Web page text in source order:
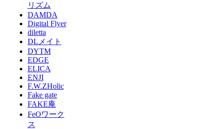
リズム
DAMDA
Digital Flyer
diletta
DLメイト
DYTM
EDGE
ELICA
ENJI
F.W.ZHolic
Fake gate
FAKE庵
FeOワーク
ス